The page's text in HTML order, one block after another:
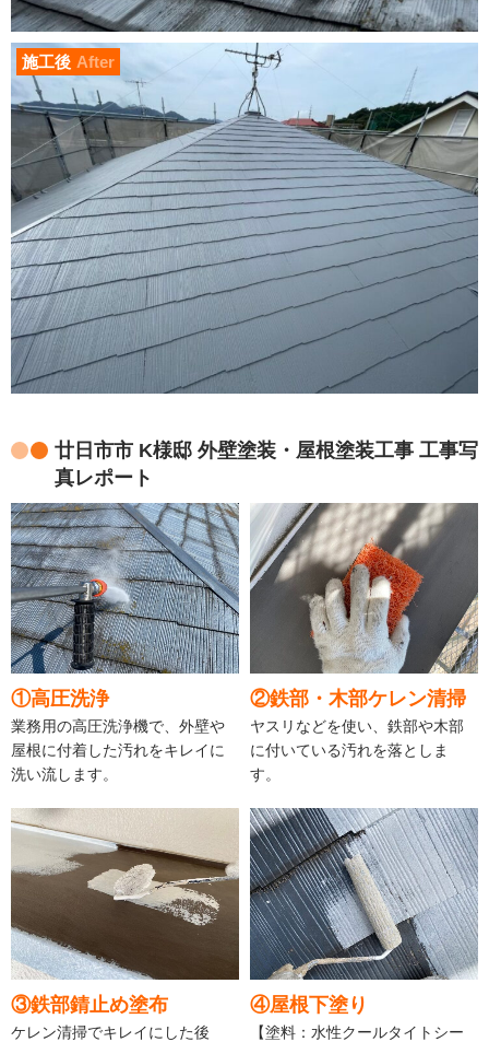
施工後 After
廿日市市 K様邸 外壁塗装・屋根塗装工事 工事写
真レポート
①高圧洗浄
業務用の高圧洗浄機で、外壁や
屋根に付着した汚れをキレイに
洗い流します。
②鉄部・木部ケレン清掃
ヤスリなどを使い、鉄部や木部
に付いている汚れを落としま
す。
③鉄部錆止め塗布
ケレン清掃でキレイにした後
④屋根下塗り
【塗料：水性クールタイトシー